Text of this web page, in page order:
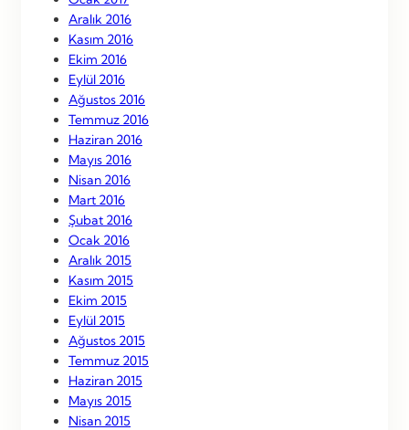
Aralık 2016
Kasım 2016
Ekim 2016
Eylül 2016
Ağustos 2016
Temmuz 2016
Haziran 2016
Mayıs 2016
Nisan 2016
Mart 2016
Şubat 2016
Ocak 2016
Aralık 2015
Kasım 2015
Ekim 2015
Eylül 2015
Ağustos 2015
Temmuz 2015
Haziran 2015
Mayıs 2015
Nisan 2015